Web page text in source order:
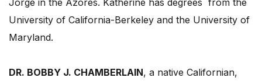
University of California-Berkeley and the University of
Maryland.
DR. BOBBY J. CHAMBERLAIN, a native Californian,